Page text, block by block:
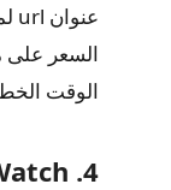
السعر على
الوقت
4. A Good Movie To Watch